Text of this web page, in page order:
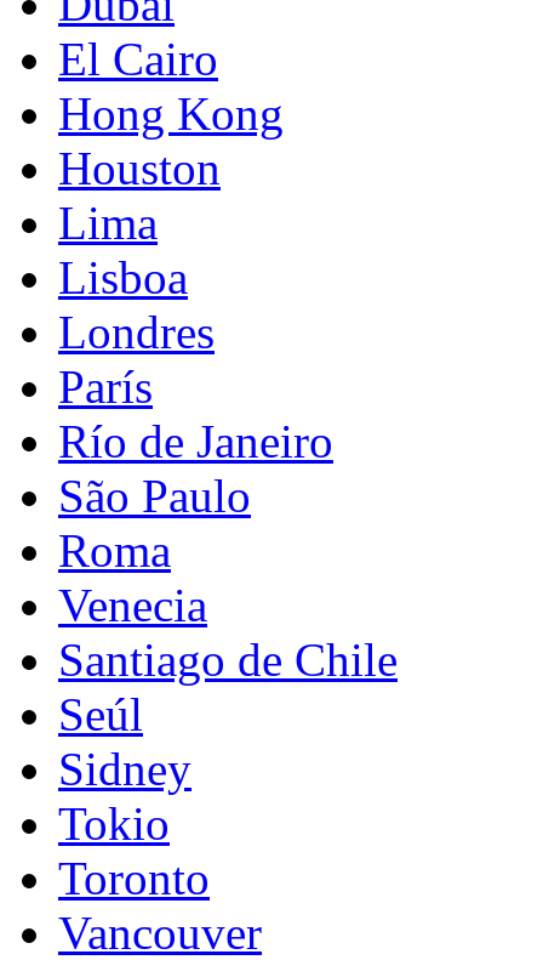
El Cairo
Hong Kong
Houston
Lima
Lisboa
Londres
París
Río de Janeiro
São Paulo
Roma
Venecia
Santiago de Chile
Seúl
Sidney
Tokio
Toronto
Vancouver